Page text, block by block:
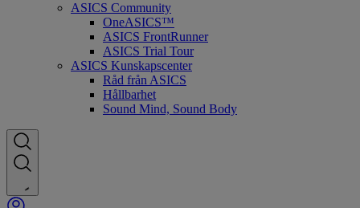
ASICS Community
OneASICS™
ASICS FrontRunner
ASICS Trial Tour
ASICS Kunskapscenter
Råd från ASICS
Hållbarhet
Sound Mind, Sound Body